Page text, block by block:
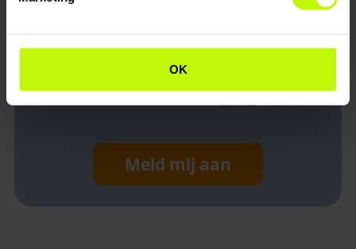
OK
wekenmenu en maak gezond
Meld mij aan